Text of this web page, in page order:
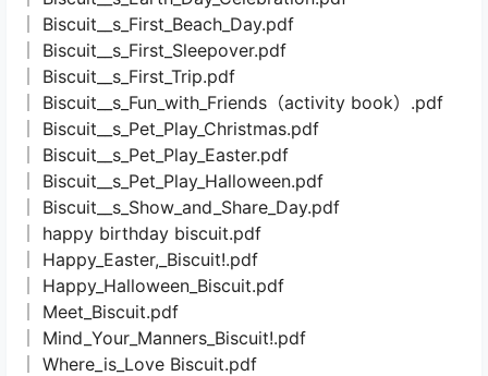
│ Biscuit__s_First_Beach_Day.pdf
│ Biscuit__s_First_Sleepover.pdf
│ Biscuit__s_First_Trip.pdf
│ Biscuit__s_Fun_with_Friends（activity book）.pdf
│ Biscuit__s_Pet_Play_Christmas.pdf
│ Biscuit__s_Pet_Play_Easter.pdf
│ Biscuit__s_Pet_Play_Halloween.pdf
│ Biscuit__s_Show_and_Share_Day.pdf
│ happy birthday biscuit.pdf
│ Happy_Easter,_Biscuit!.pdf
│ Happy_Halloween_Biscuit.pdf
│ Meet_Biscuit.pdf
│ Mind_Your_Manners_Biscuit!.pdf
│ Where_is_Love Biscuit.pdf